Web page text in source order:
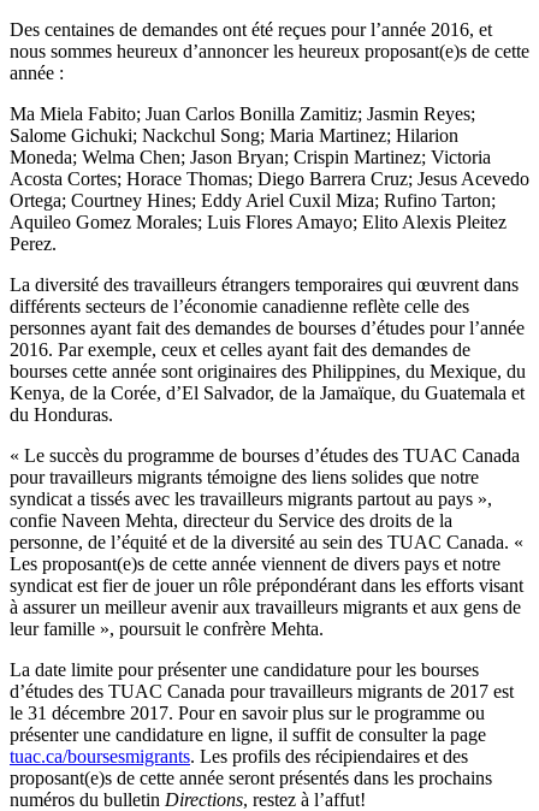
Des centaines de demandes ont été reçues pour l’année 2016, et
nous sommes heureux d’annoncer les heureux proposant(e)s de cette
année :
Ma Miela Fabito; Juan Carlos Bonilla Zamitiz; Jasmin Reyes;
Salome Gichuki; Nackchul Song; Maria Martinez; Hilarion
Moneda; Welma Chen; Jason Bryan; Crispin Martinez; Victoria
Acosta Cortes; Horace Thomas; Diego Barrera Cruz; Jesus Acevedo
Ortega; Courtney Hines; Eddy Ariel Cuxil Miza; Rufino Tarton;
Aquileo Gomez Morales; Luis Flores Amayo; Elito Alexis Pleitez
Perez.
La diversité des travailleurs étrangers temporaires qui œuvrent dans
différents secteurs de l’économie canadienne reflète celle des
personnes ayant fait des demandes de bourses d’études pour l’année
2016. Par exemple, ceux et celles ayant fait des demandes de
bourses cette année sont originaires des Philippines, du Mexique, du
Kenya, de la Corée, d’El Salvador, de la Jamaïque, du Guatemala et
du Honduras.
« Le succès du programme de bourses d’études des TUAC Canada
pour travailleurs migrants témoigne des liens solides que notre
syndicat a tissés avec les travailleurs migrants partout au pays »,
confie Naveen Mehta, directeur du Service des droits de la
personne, de l’équité et de la diversité au sein des TUAC Canada. «
Les proposant(e)s de cette année viennent de divers pays et notre
syndicat est fier de jouer un rôle prépondérant dans les efforts visant
à assurer un meilleur avenir aux travailleurs migrants et aux gens de
leur famille », poursuit le confrère Mehta.
La date limite pour présenter une candidature pour les bourses
d’études des TUAC Canada pour travailleurs migrants de 2017 est
le 31 décembre 2017. Pour en savoir plus sur le programme ou
présenter une candidature en ligne, il suffit de consulter la page
tuac.ca/boursesmigrants. Les profils des récipiendaires et des
proposant(e)s de cette année seront présentés dans les prochains
numéros du bulletin Directions, restez à l’affut!